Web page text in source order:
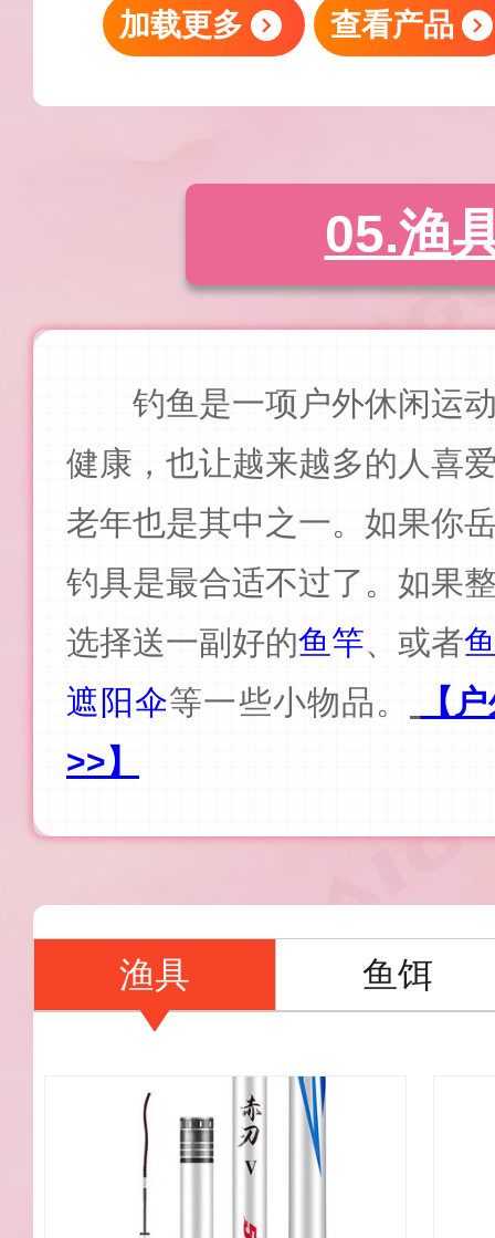
加载更多 查看产品
05.渔
钓鱼是一项户外休闲运
健康，也让越来越多的人喜
老年也是其中之一。如果你
钓具是最合适不过了。如果
选择送一副好的鱼竿、或者
遮阳伞等一些小物品。
【
>>】
渔具 鱼饵